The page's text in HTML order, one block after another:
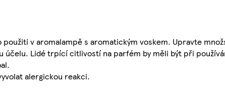
v aromalampě s aromatickým voskem. Upravte
účelu. Lidé trpící citlivostí na parfém by měli být při
alergickou reakci.